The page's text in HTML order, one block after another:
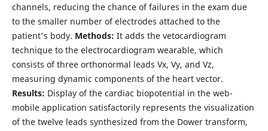
channels, reducing the chance of failures in the exam due
to the smaller number of electrodes attached to the
patient's body. Methods: It adds the vetocardiogram
technique to the electrocardiogram wearable, which
consists of three orthonormal leads Vx, Vy, and Vz,
measuring dynamic components of the heart vector.
Results: Display of the cardiac biopotential in the web-
mobile application satisfactorily represents the visualization
of the twelve leads synthesized from the Dower transform,